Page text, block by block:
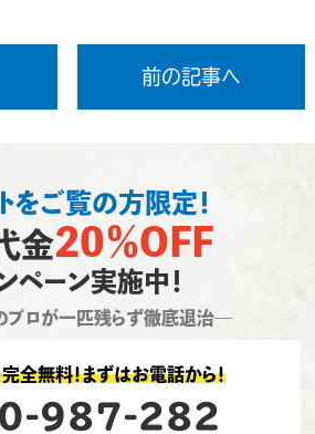
前の記事へ
をご覧の方限定！
金20％OFF
ペーン実施中！
ロが一匹残らず徹底退治―
全無料！まずはお電話から！
987-282